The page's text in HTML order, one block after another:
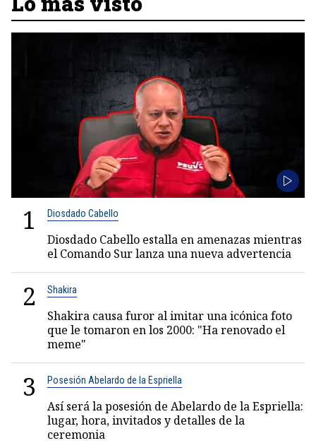
1 Diosdado Cabello
Diosdado Cabello estalla en amenazas mientras
el Comando Sur lanza una nueva advertencia
2 Shakira
Shakira causa furor al imitar una icónica foto
que le tomaron en los 2000: "Ha renovado el
meme"
3 Posesión Abelardo de la Espriella
Así será la posesión de Abelardo de la Espriella:
lugar, hora, invitados y detalles de la
ceremonia